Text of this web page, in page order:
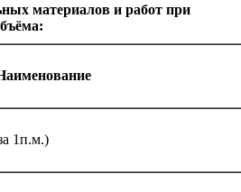
материалов и работ при
1п.м.)